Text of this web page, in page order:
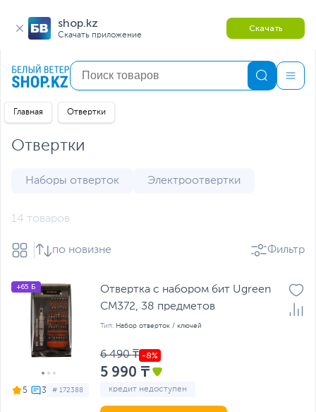
shop.kz
Скачать приложение
Скачать
Главная Отвертки
Отвертки
Наборы отверток Электроотвертки
14 товаров
по новизне Фильтр
5 # 172388
+65 Б
Отвертка с набором бит Ugreen
CM372, 38 предметов
Тип: Набор отверток / ключей
6 490 ₸
5 990 ₸
кредит недоступен